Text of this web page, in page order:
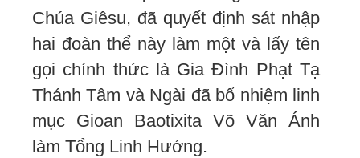
Chúa Giêsu, đã quyết định sát nhập
hai đoàn thể này làm một và lấy tên
gọi chính thức là Gia Đình Phạt Tạ
Thánh Tâm và Ngài đã bổ nhiệm linh
mục Gioan Baotixita Võ Văn Ánh
làm Tổng Linh Hướng.